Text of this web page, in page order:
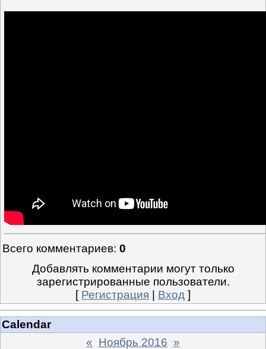
Всего комментариев: 0
Добавлять комментарии могут только
зарегистрированные пользователи.
[ Регистрация Вход ]
Calendar
« Ноябрь 2016 »